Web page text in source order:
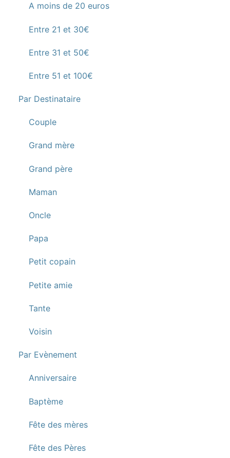
A moins de 20 euros
Entre 21 et 30€
Entre 31 et 50€
Entre 51 et 100€
Par Destinataire
Couple
Grand mère
Grand père
Maman
Oncle
Papa
Petit copain
Petite amie
Tante
Voisin
Par Evènement
Anniversaire
Baptème
Fête des mères
Fête des Pères